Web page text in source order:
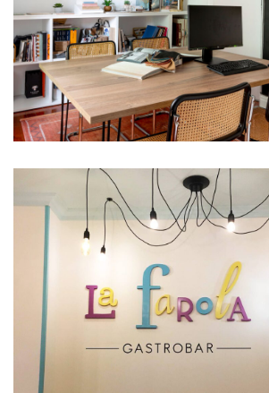
La Farola gastrobar
In Local comercial